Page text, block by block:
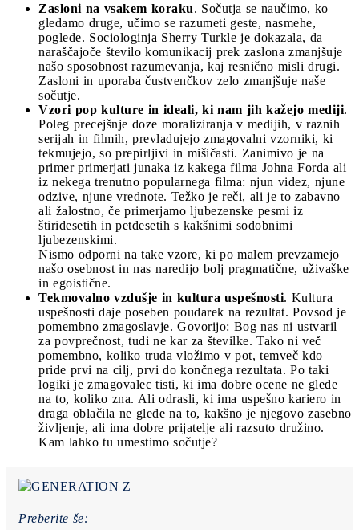
Zasloni na vsakem koraku. Sočutja se naučimo, ko
gledamo druge, učimo se razumeti geste, nasmehe,
poglede. Sociologinja Sherry Turkle je dokazala, da
naraščajoče število komunikacij prek zaslona zmanjšuje
našo sposobnost razumevanja, kaj resnično misli drugi.
Zasloni in uporaba čustvenčkov zelo zmanjšuje naše
sočutje.
Vzori pop kulture in ideali, ki nam jih kažejo mediji.
Poleg precejšnje doze moraliziranja v medijih, v raznih
serijah in filmih, prevladujejo zmagovalni vzorniki, ki
tekmujejo, so prepirljivi in mišičasti. Zanimivo je na
primer primerjati junaka iz kakega filma Johna Forda ali
iz nekega trenutno popularnega filma: njun videz, njune
odzive, njune vrednote. Težko je reči, ali je to zabavno
ali žalostno, če primerjamo ljubezenske pesmi iz
štiridesetih in petdesetih s kakšnimi sodobnimi
ljubezenskimi.
Nismo odporni na take vzore, ki po malem prevzamejo
našo osebnost in nas naredijo bolj pragmatične, uživaške
in egoistične.
Tekmovalno vzdušje in kultura uspešnosti. Kultura
uspešnosti daje poseben poudarek na rezultat. Povsod je
pomembno zmagoslavje. Govorijo: Bog nas ni ustvaril
za povprečnost, tudi ne kar za številke. Tako ni več
pomembno, koliko truda vložimo v pot, temveč kdo
pride prvi na cilj, prvi do končnega rezultata. Po taki
logiki je zmagovalec tisti, ki ima dobre ocene ne glede
na to, koliko zna. Ali odrasli, ki ima uspešno kariero in
draga oblačila ne glede na to, kakšno je njegovo zasebno
življenje, ali ima dobre prijatelje ali razsuto družino.
Kam lahko tu umestimo sočutje?
Preberite še: